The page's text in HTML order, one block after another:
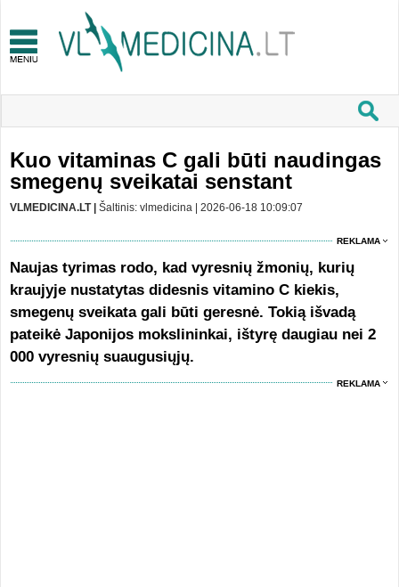
Kuo vitaminas C gali būti naudingas
smegenų sveikatai senstant
VLMEDICINA.LT | Šaltinis: vlmedicina | 2026-06-18 10:09:07
REKLAMA
Naujas tyrimas rodo, kad vyresnių žmonių, kurių
kraujyje nustatytas didesnis vitamino C kiekis,
smegenų sveikata gali būti geresnė. Tokią išvadą
pateikė Japonijos mokslininkai, ištyrę daugiau nei 2
000 vyresnių suaugusiųjų.
REKLAMA